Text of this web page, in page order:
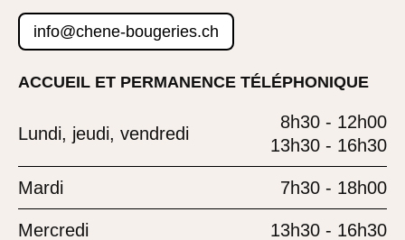
info@chene-bougeries.ch
ACCUEIL ET PERMANENCE TÉLÉPHONIQUE
Lundi, jeudi, vendredi
8h30 - 12h00
13h30 - 16h30
Mardi 7h30 - 18h00
Mercredi 13h30 - 16h30